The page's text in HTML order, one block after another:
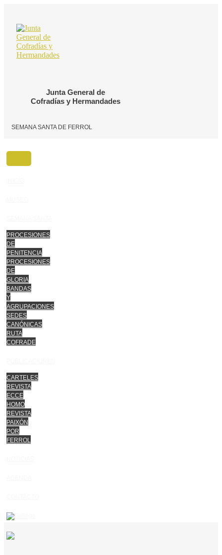
contenido
Junta General de
Cofradías y Hermandades
SEMANA SANTA DE FERROL
PROCESIONES
DE
PENITENCIA
PROCESIONES
DE
GLORIA
BANDAS
Y
AGRUPACIONES
SEDES
CANÓNICAS
RUTA
COFRADE
CARTELES
REVISTA
ECCE
HOMO
REVISTA
PAIXÓN
POR
FERROL